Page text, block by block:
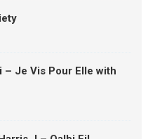
Je Vis Pour Elle with